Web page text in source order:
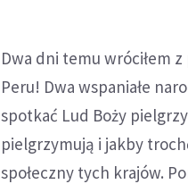
Dwa dni temu wróciłem
Peru! Dwa wspaniałe
spotkać Lud Boży
pielgrzymują i jakby
społeczny tych krajów.